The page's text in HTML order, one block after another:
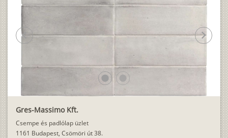
Gres-Massimo Kft.
Csempe és padlólap üzlet
1161 Budapest, Csömöri út 38.
lens lens
chevron_left chevron_right